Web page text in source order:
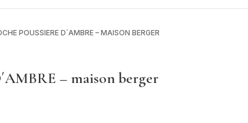
POUSSIERE D´AMBRE – MAISON BERGER
– maison berger